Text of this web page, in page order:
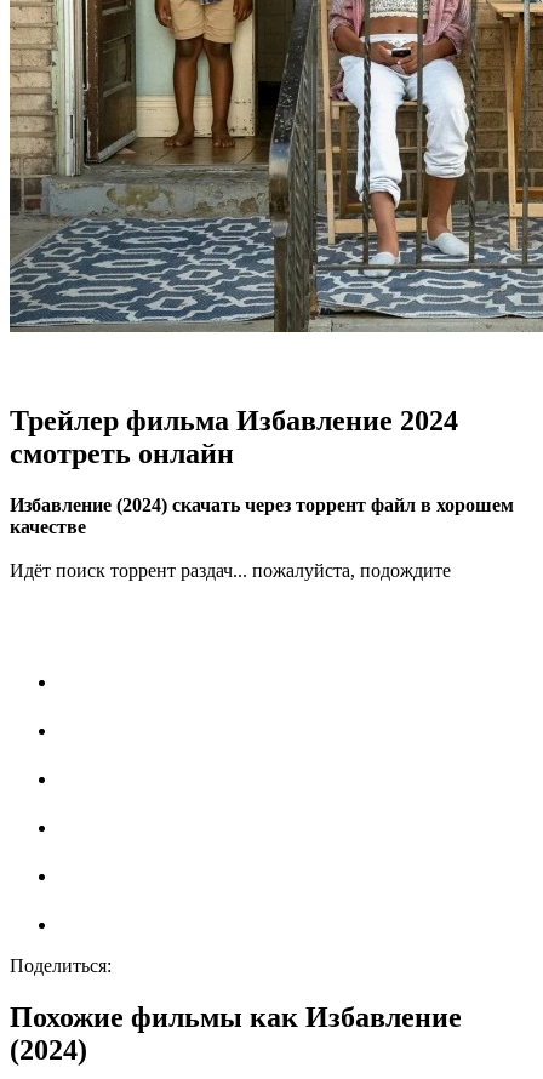
Трейлер фильма Избавление 2024
смотреть онлайн
Избавление (2024) скачать через торрент файл в хорошем
качестве
Идёт поиск торрент раздач... пожалуйста, подождите
Поделиться:
Похожие фильмы как Избавление
(2024)